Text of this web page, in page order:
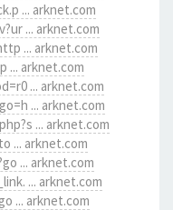
... arknet.com
... arknet.com
... arknet.com
arknet.com
... arknet.com
... arknet.com
... arknet.com
... arknet.com
... arknet.com
... arknet.com
... arknet.com